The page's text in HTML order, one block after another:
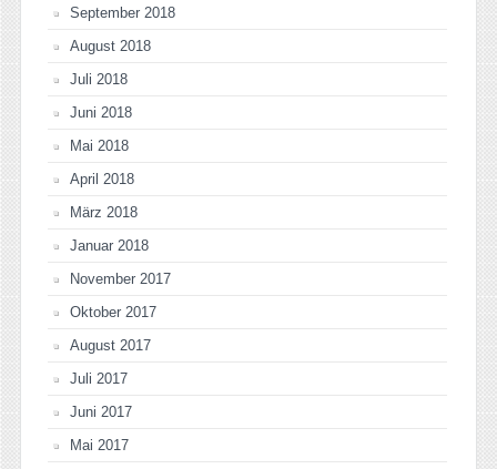
September 2018
August 2018
Juli 2018
Juni 2018
Mai 2018
April 2018
März 2018
Januar 2018
November 2017
Oktober 2017
August 2017
Juli 2017
Juni 2017
Mai 2017